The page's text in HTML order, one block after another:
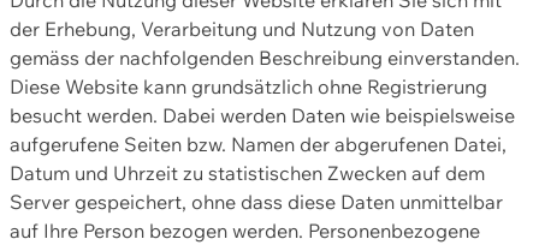
der Erhebung, Verarbeitung und Nutzung von Daten
gemäss der nachfolgenden Beschreibung einverstanden.
Diese Website kann grundsätzlich ohne Registrierung
besucht werden. Dabei werden Daten wie beispielsweise
aufgerufene Seiten bzw. Namen der abgerufenen Datei,
Datum und Uhrzeit zu statistischen Zwecken auf dem
Server gespeichert, ohne dass diese Daten unmittelbar
auf Ihre Person bezogen werden. Personenbezogene